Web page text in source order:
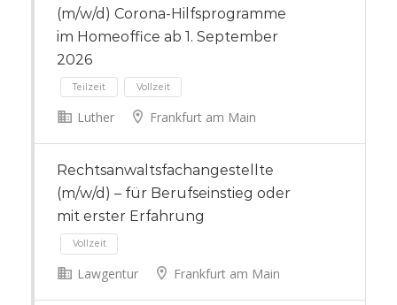
(m/w/d) Corona-Hilfsprogramme
im Homeoffice ab 1. September
2026
Teilzeit Vollzeit
Luther Frankfurt am Main
Rechtsanwaltsfachangestellte
(m/w/d) – für Berufseinstieg oder
mit erster Erfahrung
Lawgentur Frankfurt am Main